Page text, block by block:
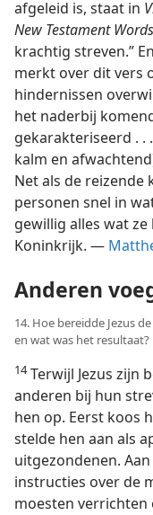
afgeleid is, staat in
New Testament
krachtig streven.”
merkt over dit vers
hindernissen
het naderbij
gekarakteriseerd . .
kalm en
Net als de reizende
personen snel in
gewillig alles wat
Koninkrijk. —
Anderen
14. Hoe bereidde Jezus
en wat was het resultaat?
14Terwijl Jezus zijn
anderen bij hun
hen op. Eerst koos
stelde hen aan als
uitgezondenen.
instructies over de
moesten verrichten